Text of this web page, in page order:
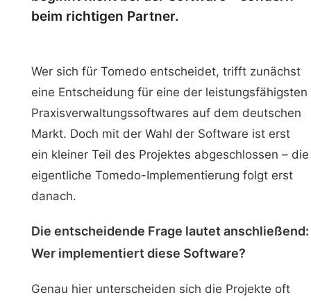
beim richtigen Partner.
Wer sich für Tomedo entscheidet, trifft zunächst
eine Entscheidung für eine der leistungsfähigsten
Praxisverwaltungssoftwares auf dem deutschen
Markt. Doch mit der Wahl der Software ist erst
ein kleiner Teil des Projektes abgeschlossen – die
eigentliche Tomedo-Implementierung folgt erst
danach.
Die entscheidende Frage lautet anschließend:
Wer implementiert diese Software?
Genau hier unterscheiden sich die Projekte oft